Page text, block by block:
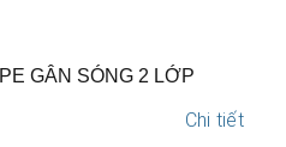
ỐNG NHỰA THUẬN PHÁT?
Chi tiết